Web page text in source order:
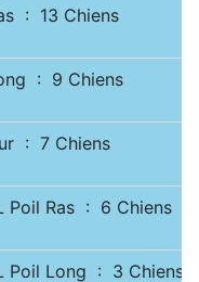
: 13 Chiens
: 9 Chiens
: 7 Chiens
Poil Ras : 6 Chiens
Poil Long : 3 Chiens